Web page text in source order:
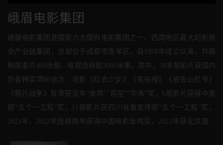
峨眉电影集团
峨眉电影集团是国家六大国有电影集团之一、西南地区最大的影视
全产业链集团，总部位于成都市青羊区。自1958年成立以来，共摄
制故事片400余部、电视连续剧3000余集，其中，30多部影片获国内
外各种奖项80余次：电影《红衣少女》《焦裕禄》《被告山杠爷》
《鸦片战争》皆荣获当年“金鸡”“百花”“华表”奖，6部影片获得中宣
部“五个一工程”奖，11部影片获四川省委宣传部“五个一工程”奖，
2021年、2022年连续两年获得中国电影金鸡奖，2023年获北京国际